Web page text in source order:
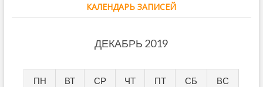
КАЛЕНДАРЬ ЗАПИСЕЙ
ДЕКАБРЬ 2019
ПН ВТ СР ЧТ ПТ СБ ВС